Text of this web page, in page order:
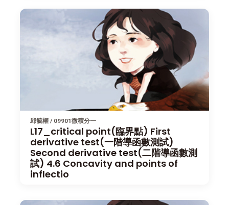
邱毓權 / 09901微積分一
L17_critical point(臨界點) First
derivative test(一階導函數測試)
Second derivative test(二階導函數測
試) 4.6 Concavity and points of
inflectio